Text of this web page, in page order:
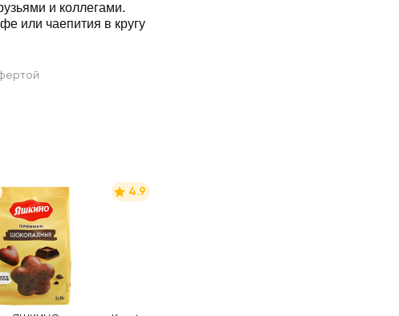
и коллегами.
или чаепития в кругу
4.9